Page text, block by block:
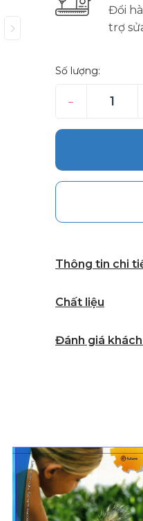
Đổi
trợ
Số lượng:
–
Thông tin chi
Chất liệu
Đánh giá